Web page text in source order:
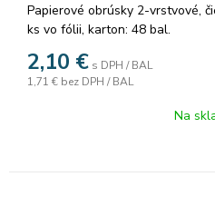
Papierové obrúsky 2-vrstvové,
ks vo fólii, karton: 48 bal.
2,10 € s DPH / BAL
1,71 € bez DPH / BAL
Na